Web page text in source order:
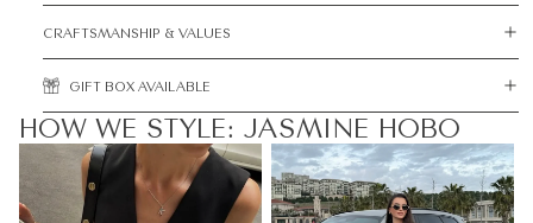
CRAFTSMANSHIP & VALUES
GIFT BOX AVAILABLE
HOW WE STYLE: JASMINE HOBO